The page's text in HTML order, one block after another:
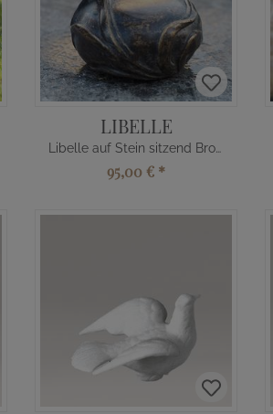
LIBELLE
Libelle auf Stein sitzend Bronzefigur
95,00 € *